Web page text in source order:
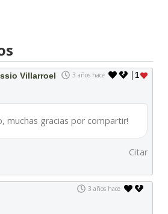
1
Villarroel 3 años hace
muchas gracias por compartir!
Citar
3 años hace